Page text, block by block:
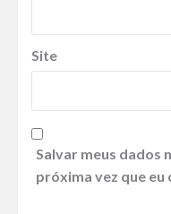
Site
Salvar meus dados
próxima vez que eu